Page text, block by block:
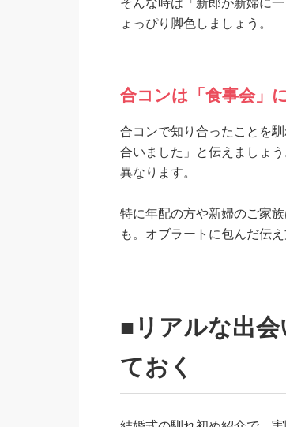
そんな時は「新郎が新婦に
ょっぴり脚色しましょう。
合コンは「食事会」
合コンで知り合ったことを
合いました」と伝えましょ
異なります。
特に年配の方や新婦のご家
も。オブラートに包んだ伝
■リアルな出
ておく